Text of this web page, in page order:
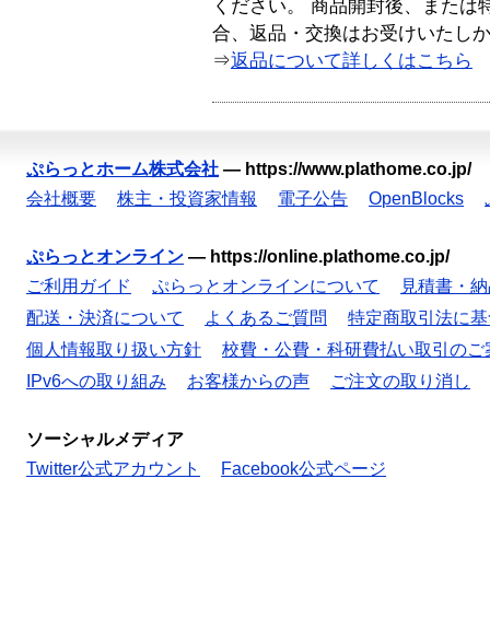
ください。 商品開封後、または
合、返品・交換はお受けいたし
⇒返品について詳しくはこちら
ぷらっとホーム株式会社 — https://www.plathome.co.jp/
会社概要
株主・投資家情報 電子公告 OpenBlocks
ぷらっとオンライン — https://online.plathome.co.jp/
ご利用ガイド
ぷらっとオンラインについて
見積書・
配送・決済について
よくあるご質問
特定商取引法に
個人情報取り扱い方針
校費・公費・科研費払い取引のご
IPv6への取り組み
お客様からの声 ご注文の取り消し
ソーシャルメディア
Twitter公式アカウント
Facebook公式ページ